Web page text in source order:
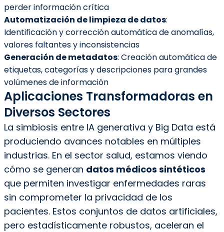
perder información crítica
Automatización de limpieza de datos:
Identificación y corrección automática de anomalías,
valores faltantes y inconsistencias
Generación de metadatos: Creación automática de
etiquetas, categorías y descripciones para grandes
volúmenes de información
Aplicaciones Transformadoras en
Diversos Sectores
La simbiosis entre IA generativa y Big Data está
produciendo avances notables en múltiples
industrias. En el sector salud, estamos viendo
cómo se generan datos médicos sintéticos
que permiten investigar enfermedades raras
sin comprometer la privacidad de los
pacientes. Estos conjuntos de datos artificiales,
pero estadísticamente robustos, aceleran el